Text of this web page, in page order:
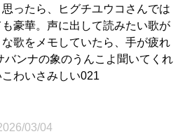
ったら、ヒグチユウコさんでは
豪華。声に出して読みたい歌が
歌をメモしていたら、手が疲れ
バンナの象のうんこよ聞いてくれ
わいさみしい021
03/04